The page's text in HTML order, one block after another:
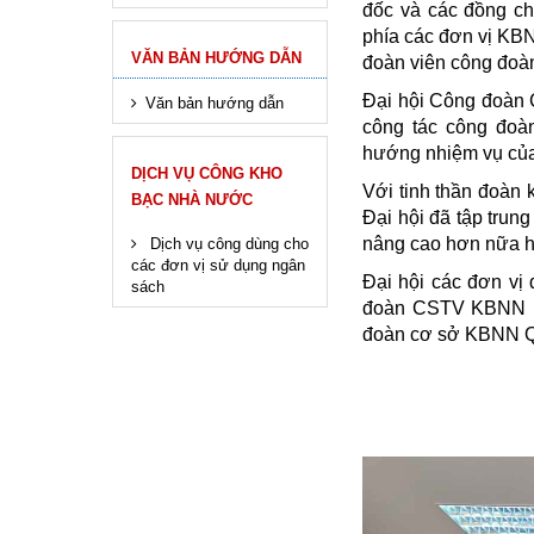
VĂN BẢN HƯỚNG DẪN
Văn bản hướng dẫn
DỊCH VỤ CÔNG KHO
BẠC NHÀ NƯỚC
Dịch vụ công dùng cho
các đơn vị sử dụng ngân
sách
đốc và các đồng
phía các đơn vị
đoàn viên công
Đại hội Công đoàn
công tác công
hướng nhiệm vụ
Với tinh thần đoàn
Đại hội đã tập
nâng cao hơn nữa
Đại hội các đơn vị
đoàn CSTV
đoàn cơ sở KBNN